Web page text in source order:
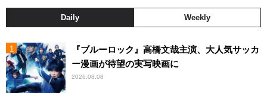
Daily Weekly
『ブルーロック』高橋文哉主演、大人気サッカ
ー漫画が待望の実写映画に
2026.08.08